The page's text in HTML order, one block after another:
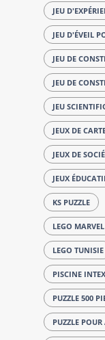
JEU
JEU D'ÉVEIL
JEU DE
JEU DE
JEU
JEUX DE
JEUX DE
JEUX
KS PUZZLE
LEGO MARVEL
LEGO TUNISIE
PISCINE INTEX
PUZZLE 500
PUZZLE